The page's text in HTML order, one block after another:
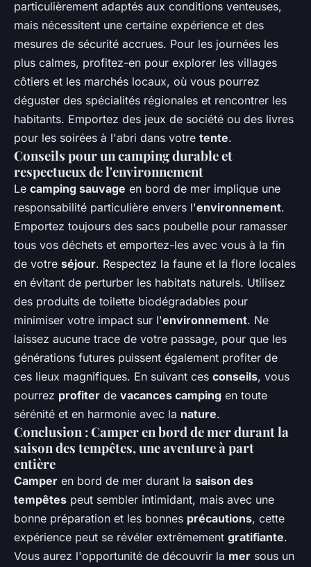
particulièrement adaptés aux conditions venteuses,
mais nécessitent une certaine expérience et des
mesures de sécurité accrues. Pour les journées les
plus calmes, profitez-en pour explorer les villages
côtiers et les marchés locaux, où vous pourrez
déguster des spécialités régionales et rencontrer les
habitants. Emportez des jeux de société ou des livres
pour les soirées à l'abri dans votre tente.
Conseils pour un camping durable et
respectueux de l'environnement
Le camping sauvage en bord de mer implique une
responsabilité particulière envers l'environnement.
Emportez toujours des sacs poubelle pour ramasser
tous vos déchets et emportez-les avec vous à la fin
de votre séjour. Respectez la faune et la flore locales
en évitant de perturber les habitats naturels. Utilisez
des produits de toilette biodégradables pour
minimiser votre impact sur l'environnement. Ne
laissez aucune trace de votre passage, pour que les
générations futures puissent également profiter de
ces lieux magnifiques. En suivant ces conseils, vous
pourrez profiter de vacances camping en toute
sérénité et en harmonie avec la nature.
Conclusion : Camper en bord de mer durant la
saison des tempêtes, une aventure à part
entière
Camper en bord de mer durant la saison des
tempêtes peut sembler intimidant, mais avec une
bonne préparation et les bonnes précautions, cette
expérience peut se révéler extrêmement gratifiante.
Vous aurez l'opportunité de découvrir la mer sous un